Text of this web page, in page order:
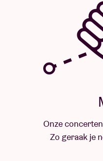
Onze
Zo geraak je